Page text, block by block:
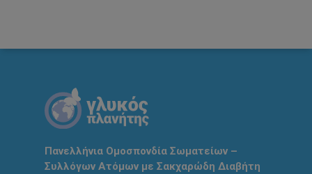
Πανελλήνια Ομοσπονδία Σωματείων –
Συλλόγων Ατόμων με Σακχαρώδη Διαβήτη